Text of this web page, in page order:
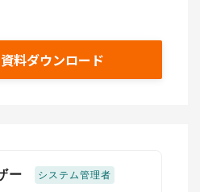
情報掲載をご希望の方へ
料ダウンロード
ー システム管理者